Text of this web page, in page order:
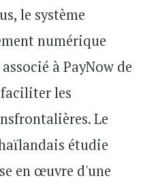
le système
numérique
à PayNow de
les
Le
étudie
en œuvre d'une